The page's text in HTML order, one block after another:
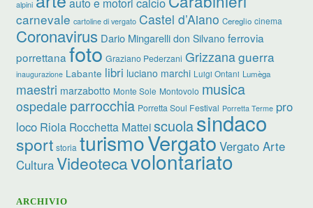
alpini
carnevale cartoline di vergato Castel d’Aiano Cereglio cinema
Coronavirus Dario Mingarelli don Silvano ferrovia
porrettana foto Graziano Pederzani Grizzanaguerra
inaugurazione Labante libri luciano marchi Luigi Ontani Lumèga
maestri marzabotto Monte Sole Montovolo musica
ospedale parrocchia Porretta Soul Festival Porretta Terme pro
loco Riola Rocchetta Matteiscuolasindaco
sport storia turismoVergato Vergato Arte
CulturaVideotecavolontariato
ARCHIVIO